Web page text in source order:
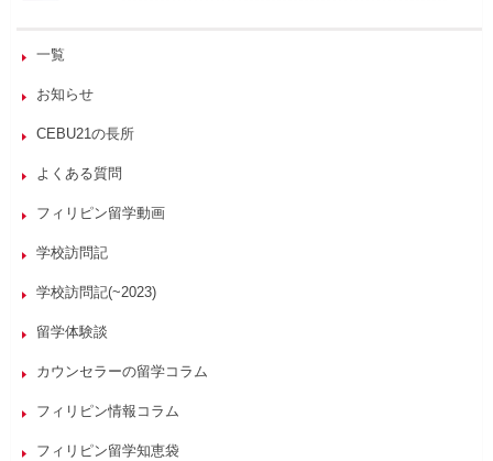
一覧
お知らせ
CEBU21の長所
よくある質問
フィリピン留学動画
学校訪問記
学校訪問記(~2023)
留学体験談
カウンセラーの留学コラム
フィリピン情報コラム
フィリピン留学知恵袋